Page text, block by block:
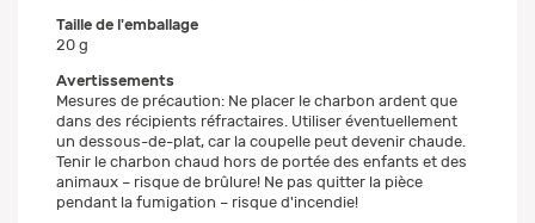
Taille de l'emballage
20 g
Avertissements
Mesures de précaution: Ne placer le charbon ardent que
dans des récipients réfractaires. Utiliser éventuellement
un dessous-de-plat, car la coupelle peut devenir chaude.
Tenir le charbon chaud hors de portée des enfants et des
animaux – risque de brûlure! Ne pas quitter la pièce
pendant la fumigation – risque d'incendie!